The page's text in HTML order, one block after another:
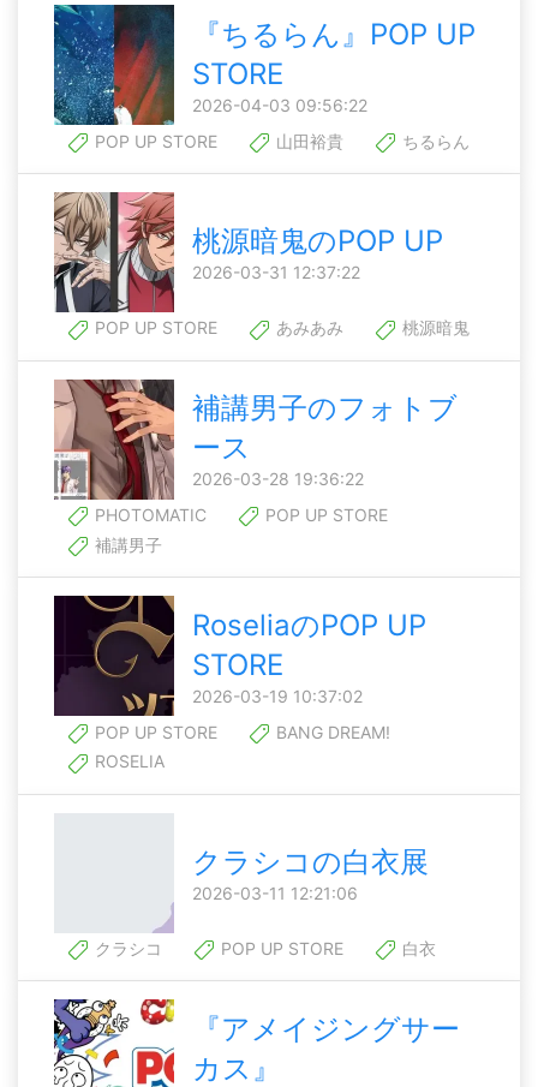
『ちるらん』POP UP
STORE
2026-04-03 09:56:22
POP UP STORE
山田裕貴 ちるらん
桃源暗鬼のPOP UP
2026-03-31 12:37:22
POP UP STORE あみあみ 桃源暗鬼
補講男子のフォトブ
ース
2026-03-28 19:36:22
PHOTOMATIC
POP UP STORE
補講男子
RoseliaのPOP UP
STORE
2026-03-19 10:37:02
POP UP STORE
BANG DREAM!
ROSELIA
クラシコの白衣展
2026-03-11 12:21:06
クラシコ POP UP STORE 白衣
『アメイジングサー
カス』